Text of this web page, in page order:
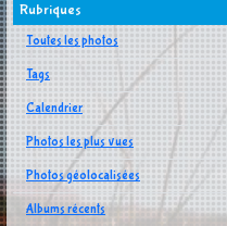
Rubriques
Toutes les photos
Tags
Calendrier
Photos les plus vues
Photos géolocalisées
Albums récents